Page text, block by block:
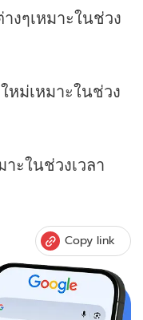
งๆเหมาะในช่วง
หม่เหมาะในช่วง
าะในช่วงเวลา
Copy link